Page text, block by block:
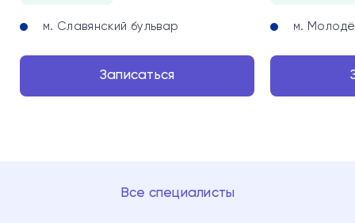
м. Славянский бульвар
Записаться
м.
Все специалисты